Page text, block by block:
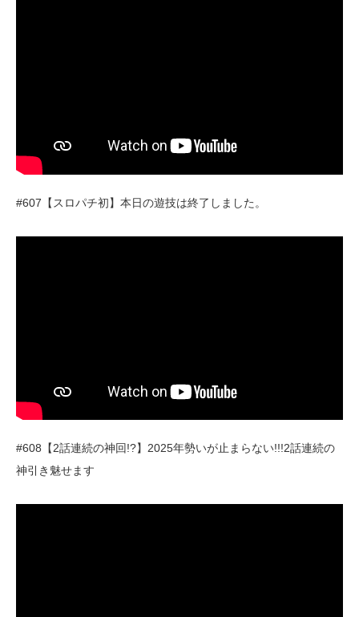
#607【スロパチ初】本日の遊技は終了しました。
#608【2話連続の神回!?】2025年勢いが止まらない!!!2話連続の
神引き魅せます